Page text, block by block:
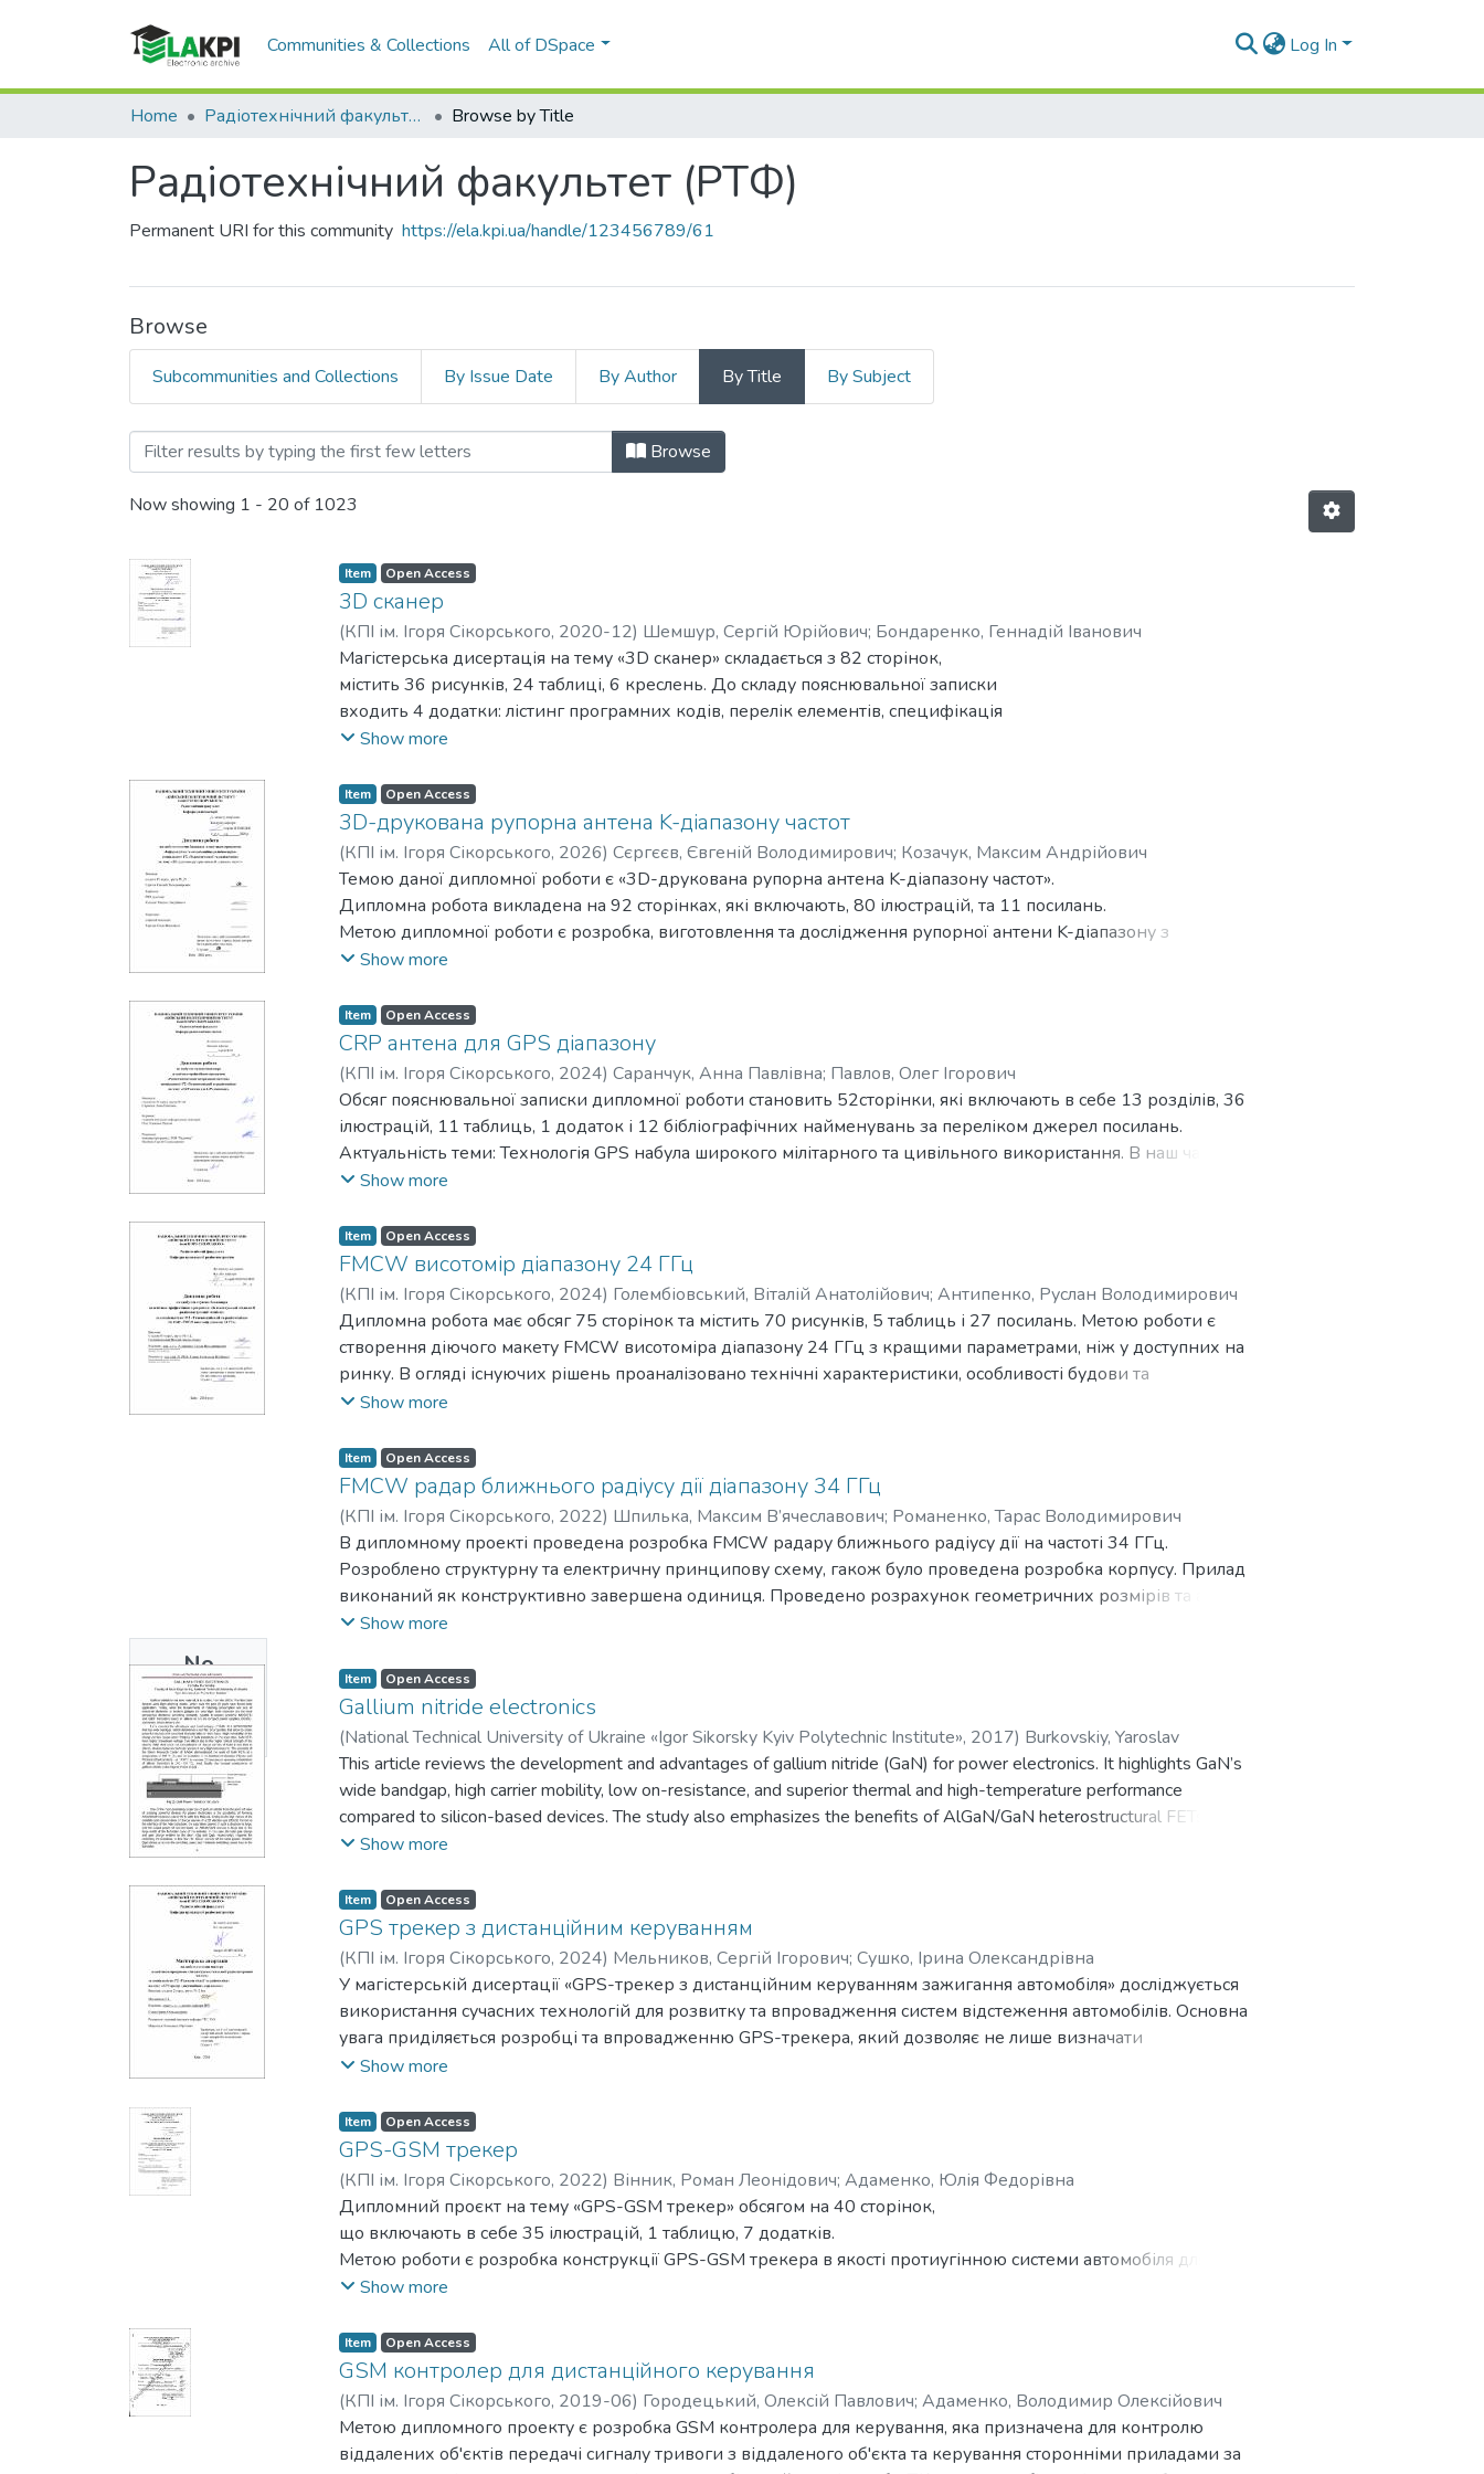
Communities & Collections All of DSpace Log In
Home Радіотехнічний факультет (РТФ) Browse by Title
Радіотехнічний факультет (РТФ)
Permanent URI for this community https://ela.kpi.ua/handle/123456789/61
Browse
Subcommunities and Collections By Issue Date By Author By Title By Subject
Browsing Радіотехнічний факультет (РТФ) by Title
Browse
Now showing 1 - 20 of 1023
Item Open Access
3D сканер
(КПІ ім. Ігоря Сікорського, 2020-12) Шемшур, Сергій Юрійович; Бондаренко, Геннадій Іванович
Магістерська дисертація на тему «3D сканер» складається з 82 сторінок,
містить 36 рисунків, 24 таблиці, 6 креслень. До складу пояснювальної записки
входить 4 додатки: лістинг програмних кодів, перелік елементів, специфікація
друкованого вузла, складальне креслення пристрою.
тривимірних моделей реальних об’єктів.
При вирішенні поставленої задачі були проаналізовані технології триви-
мірного сканування та конкретні сканери. Були визначені їх недоліки, та знай-
дено вирішення проблеми високої ціни. Головним шляхом вирішення цього є
використання методу фотограмметрії та камери смартфону в ролі отримувача
візуальної інформації про об’єкт що сканується.
В процесі проектування було використано комплексну систему автома-
автоматизованого проектування SolidWorks. Програмне забезпечення було ро-
зроблено за допомогою інтегрованого середовища розробки Android Studio.
Show more
Item Open Access
3D-друкована рупорна антена K-діапазону частот
(КПІ ім. Ігоря Сікорського, 2026) Сєргєєв, Євгеній Володимирович; Козачук, Максим Андрійович
Темою даної дипломної роботи є «3D-друкована рупорна антена K-діапазону частот».
Дипломна робота викладена на 92 сторінках, які включають, 80 ілюстрацій, та 11 посилань.
Метою дипломної роботи є розробка, виготовлення та дослідження рупорної антени K-діапазону з
використанням технології 3D-друку. У роботі проведено аналіз рішень аналогів, сформульовано цільові
прототипів, проведено вимірювання та верифікацію результатів вимірювань. Дана антена працює на
центральній частоті 22 ГГц з лінійною поляризацією зі смугою пропускання більше 1 ГГц та вузькою
діаграмою спрямованості, що забезпечує стабільний зв’язок та спроможність до якісної передачі великих
об’ємів даних у радіорелейних лініях зв’язку.
Show more
Item Open Access
CRP антена для GPS діапазону
(КПІ ім. Ігоря Сікорського, 2024) Саранчук, Анна Павлівна; Павлов, Олег Ігорович
Обсяг пояснювальної записки дипломної роботи становить 52сторінки, які включають в себе 13 розділів, 36
ілюстрацій, 11 таблиць, 1 додаток і 12 бібліографічних найменувань за переліком джерел посилань.
Актуальність теми: Технологія GPS набула широкого мілітарного та цивільного використання. В наш час GPS
навігація є невід’ємною складовою багатьох видів озброєння. Разом з тим, GPS сигнал є дуже
систем. Це створює необхідність проектування малогабаритних завадозахищених систем.
Мета дослідження: Розробити 3D модель CRP антени. Провести аналіз її електромагнітних властивостей.
Створити математичну модель керування діаграмою спрямованості антенною решіткою співставну за якістю
з моделлю програмного застосунку CST
Об’єкт дослідження: 3D та математична модель CRP антени
Предметом дослідження: розробка CRP антени. Методи і алгоритми дослідження CRP антени
Show more
Item Open Access
FMCW висотомір діапазону 24 ГГц
(КПІ ім. Ігоря Сікорського, 2024) Голембіовський, Віталій Анатолійович; Антипенко, Руслан Володимирович
Дипломна робота має обсяг 75 сторінок та містить 70 рисунків, 5 таблиць і 27 посилань. Метою роботи є
створення діючого макету FMCW висотоміра діапазону 24 ГГц з кращими параметрами, ніж у доступних на
ринку. В огляді існуючих рішень проаналізовано технічні характеристики, особливості будови та
функціональні можливості сучасних висотомірів, тенденції їх розвитку. Здійснено моделювання роботи
вимоги до пристрою і розроблено його структуру. Розраховано і виготовлено окремі елементи висотоміра,
зокрема: відновлювальний фільтр, підсилювач проміжної частоти, смугові фільтри та коаксіально-
хвилеводний перехід. Налаштовано мікроконтролер і трансивер. Здійснено експериментальне
дослідження макету і його частин.
Show more
No
Thumbnail
Available
Item Open Access
FMCW радар ближнього радіусу дії діапазону 34 ГГц
(КПІ ім. Ігоря Сікорського, 2022) Шпилька, Максим В’ячеславович; Романенко, Тарас Володимирович
В дипломному проекті проведена розробка FMCW радару ближнього радіусу дії на частоті 34 ГГц.
Розроблено структурну та електричну принципову схему, гакож було проведена розробка корпусу. Прилад
виконаний як конструктивно завершена одиниця. Проведено розрахунок геометричних розмірів та аналіз
частотних характеристик напрямленого відгалуджувача, який виконаний за хвилевідно планарною
Show more
Item Open Access
Gallium nitride electronics
(National Technical University of Ukraine «Igor Sikorsky Kyiv Polytechnic Institute», 2017) Burkovskiy, Yaroslav
This article reviews the development and advantages of gallium nitride (GaN) for power electronics. It highlights GaN’s
wide bandgap, high carrier mobility, low on-resistance, and superior thermal and high-temperature performance
compared to silicon-based devices. The study also emphasizes the benefits of AlGaN/GaN heterostructural FETs in
achieving high switching speeds and efficiency, positioning GaN as a promising material for modern compact and
Show more
Item Open Access
GPS трекер з дистанційним керуванням
(КПІ ім. Ігоря Сікорського, 2024) Мельников, Сергій Ігорович; Сушко, Ірина Олександрівна
У магістерській дисертації «GPS-трекер з дистанційним керуванням зажигання автомобіля» досліджується
використання сучасних технологій для розвитку та впровадження систем відстеження автомобілів. Основна
увага приділяється розробці та впровадженню GPS-трекера, який дозволяє не лише визначати
місцезнаходження автомобіля в режимі реального часу, але й забезпечує можливість дистанційного
підвищення ефективності відслідковування автотранспорту, а також для забезпечення безпеки та захисту
від крадіжок. Розглядаються технічні аспекти розробки GPS-трекера, включаючи вибір компонентів,
розробку присторю та забезпечення безпеки системи.
Show more
Item Open Access
GPS-GSM трекер
(КПІ ім. Ігоря Сікорського, 2022) Вінник, Роман Леонідович; Адаменко, Юлія Федорівна
Дипломний проєкт на тему «GPS-GSM трекер» обсягом на 40 сторінок,
що включають в себе 35 ілюстрацій, 1 таблицю, 7 додатків.
Метою роботи є розробка конструкції GPS-GSM трекера в якості протиугінною системи автомобіля для
відстеження його місцезнаходження.
Show more
Item Open Access
GSM контролер для дистанційного керування
(КПІ ім. Ігоря Сікорського, 2019-06) Городецький, Олексій Павлович; Адаменко, Володимир Олексійович
Метою дипломного проекту є розробка GSM контролера для керування, яка призначена для контролю
віддалених об'єктів передачі сигналу тривоги з віддаленого об'єкта та керування сторонніми приладами за